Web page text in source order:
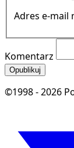
Adres e-mail
Komentarz
Opublikuj
©1998 - 2026